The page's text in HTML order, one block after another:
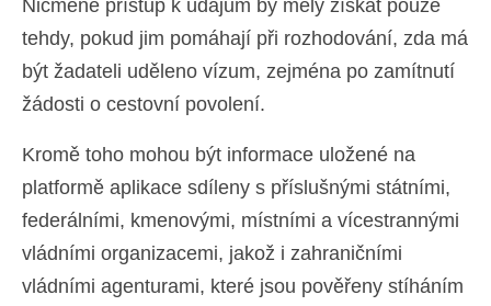
Nicméně přístup k údajům by měly získat pouze
tehdy, pokud jim pomáhají při rozhodování, zda má
být žadateli uděleno vízum, zejména po zamítnutí
žádosti o cestovní povolení.
Kromě toho mohou být informace uložené na
platformě aplikace sdíleny s příslušnými státními,
federálními, kmenovými, místními a vícestrannými
vládními organizacemi, jakož i zahraničními
vládními agenturami, které jsou pověřeny stíháním